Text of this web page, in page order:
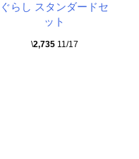
ぐらし スタンダードセ
ット
\2,73511/17